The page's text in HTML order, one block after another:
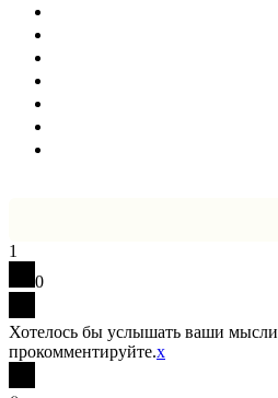
1
0
Хотелось бы услышать ваши
прокомментируйте.x